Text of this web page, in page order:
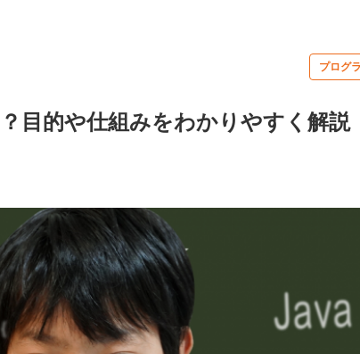
プログ
目的や仕組みをわかりやすく解説